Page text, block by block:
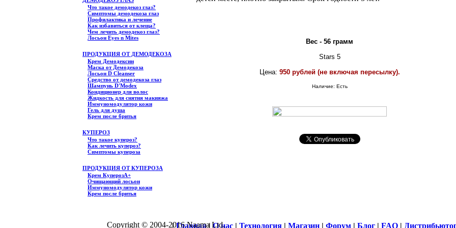
Что такое демодекоз глаз?
Симптомы демодекоза глаз
Профилактика и лечение
Как избавиться от клеща?
Чем лечить демодекоз глаз?
Лосьон Eyes n Mites
ПРОДУКЦИЯ ОТ ДЕМОДЕКОЗА
Крем Демодексин
Маска от Демодекоза
Лосьон D Cleanser
Средство от демодекоза глаз
Шампунь D'Modex
Кондиционер для волос
Жидкость для снятия макияжа
Иммуномодулятор кожи
Гель для душа
Крем после бритья
КУПЕРОЗ
Что такое купероз?
Как лечить купероз?
Симптомы купероза
ПРОДУКЦИЯ ОТ КУПЕРОЗА
Крем КуперозА+
Очищающий лосьон
Иммуномодулятор кожи
Крем после бритья
Вес - 56 грамм
Цена: 950 рублей (не включая пересылку).
Наличие: Есть
|Главная|О нас| Технология| Магазин| Форум| Блог| FAQ|
Copyright © 2004-2016 Naama Ltd.